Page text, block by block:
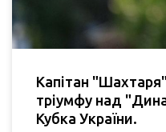
Капітан
тріумфу над
Кубка України.